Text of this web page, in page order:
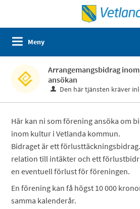
Meny
Arrangemangsbidrag
ansökan
Den här tjänsten kräver
Här kan ni som förening ansöka om
inom kultur i Vetlanda kommun.
Bidraget är ett
relation till intäkter och ett
en eventuell förlust för föreningen.
En förening kan få högst 10 000
samma kalenderår.